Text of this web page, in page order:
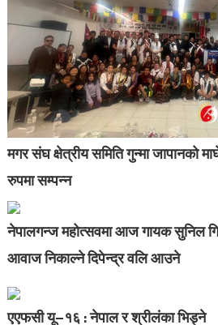
मगर संघ क्षेत्रीय समिति गुन्मा जापानको
रुपमा सम्पन्न
नेपालगन्ज महोत्सवमा आज गायक सुनिल
आवाज निकाल्ने दिपेन्द्र वलि आउने
एएफसी यू–१६ : नेपाल र श्रीलंका भिड्ने